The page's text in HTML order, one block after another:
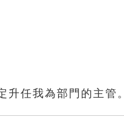
升任我為部門的主管。